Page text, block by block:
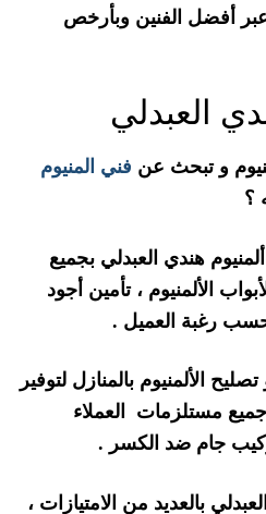
أفضل الفنين وبأرخص
العبدلي
و تبحث عن فني المنيوم
؟
هندي العبدلي بجميع
الألمنيوم ، تأمين أجود
بحسب رغبة العميل .
الألمنيوم بالمنازل لتوفير
جميع مستلزمات العملاء
جام ضد الكسر .
بالعديد من الامتيازات ،